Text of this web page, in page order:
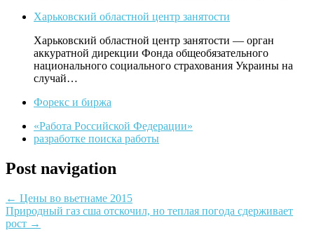
Харьковский областной центр занятости
Харьковский областной центр занятости — орган
аккуратной дирекции Фонда общеобязательного
национального социального страхования Украины на
случай…
Форекс и биржа
«Работа Российской Федерации»
разработке поиска работы
Post navigation
← Цены во вьетнаме 2015
Природный газ сша отскочил, но теплая погода сдерживает
рост →